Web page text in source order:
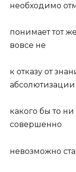
необходимо
понимает тот
вовсе не
к отказу от
абсолютизации
какого бы то
совершенно
невозможно